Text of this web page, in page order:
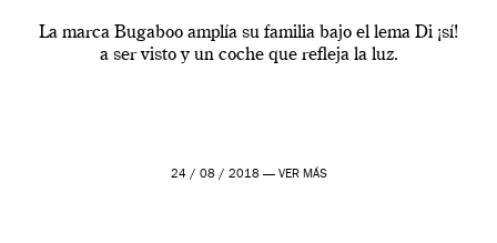
La marca Bugaboo amplía su familia bajo el lema Di ¡sí!
a ser visto y un coche que refleja la luz.
24 / 08 / 2018 — VER MÁS